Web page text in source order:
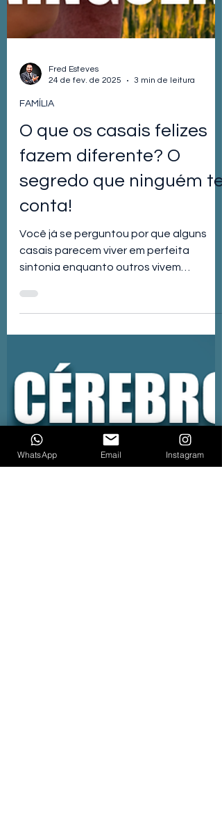
Fred Esteves
24 de fev. de 2025
3 min de leitura
O que os casais felizes
fazem diferente? O
segredo que ninguém te
conta!
Você já se perguntou por que alguns
casais parecem viver em perfeita
sintonia enquanto outros vivem
brigando?
WhatsApp Email Instagram